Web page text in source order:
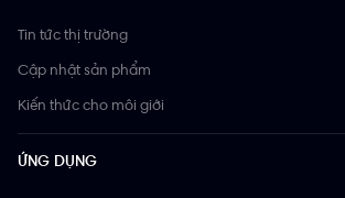
Tin tức thị trường
Cập nhật sản phẩm
Kiến thức cho môi giới
ỨNG DỤNG